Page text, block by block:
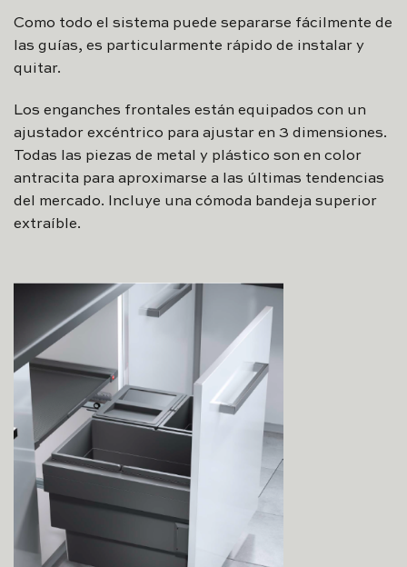
Como todo el sistema puede separarse fácilmente de
las guías, es particularmente rápido de instalar y
quitar.
Los enganches frontales están equipados con un
ajustador excéntrico para ajustar en 3 dimensiones.
Todas las piezas de metal y plástico son en color
antracita para aproximarse a las últimas tendencias
del mercado. Incluye una cómoda bandeja superior
extraíble.